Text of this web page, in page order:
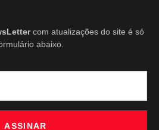
com atualizações do site é só
abaixo.
ASSINAR